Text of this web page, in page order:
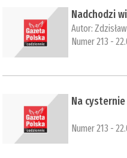
Nadchodzi
Autor:
Numer 213 -
Na
Numer 213 -